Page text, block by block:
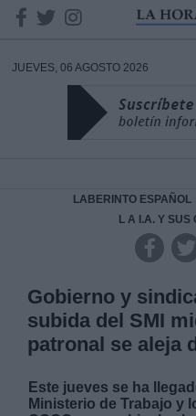
JUEVES, 06 AGOSTO 2026
LABERINTO ESPAÑOL
L A I.A. Y SUS
Gobierno y
subida del SMI
patronal se aleja
Este jueves se ha
Ministerio de Trabajo y
DATOS
Responsable: